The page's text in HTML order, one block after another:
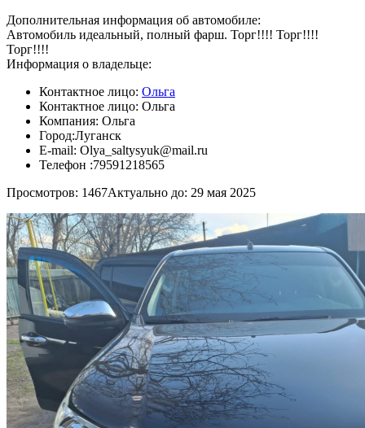
Дополнительная информация об автомобиле:
Автомобиль идеальный, полный фарш. Торг!!!! Торг!!!!
Торг!!!!
Информация о владельце:
Контактное лицо: Ольга
Контактное лицо: Ольга
Компания: Ольга
Город:Луганск
E-mail: Olya_saltysyuk@mail.ru
Телефон :79591218565
Просмотров: 1467Актуально до: 29 мая 2025